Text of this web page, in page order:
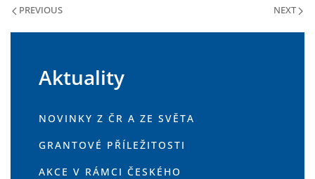
PREVIOUS NEXT
Aktuality
NOVINKY Z ČR A ZE SVĚTA
GRANTOVÉ PŘÍLEŽITOSTI
AKCE V RÁMCI ČESKÉHO